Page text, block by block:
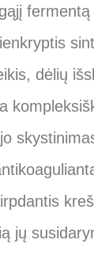
fermentą
dėlių
jų